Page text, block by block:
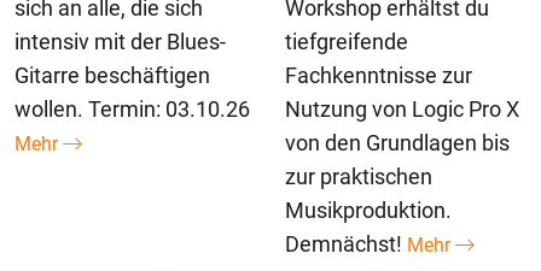
sich an alle, die sich
intensiv mit der Blues-
Gitarre beschäftigen
wollen. Termin: 03.10.26
Mehr
Workshop erhältst du
tiefgreifende
Fachkenntnisse zur
Nutzung von Logic Pro X
von den Grundlagen bis
zur praktischen
Musikproduktion.
Demnächst! Mehr